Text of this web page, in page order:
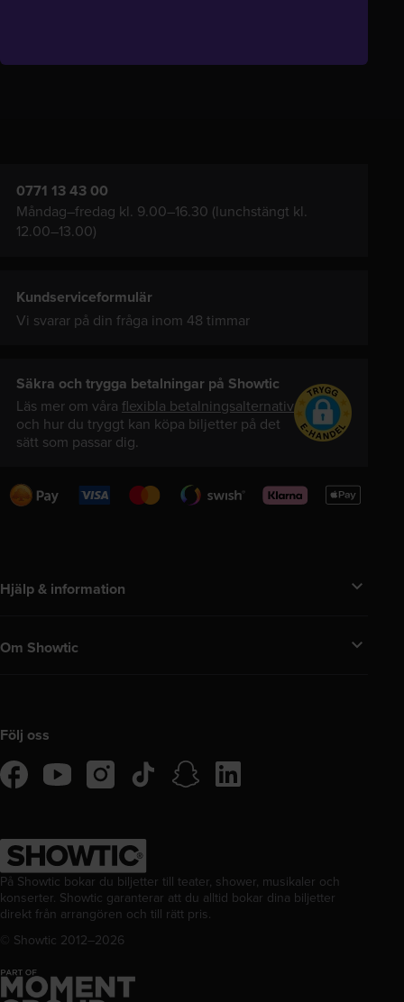
0771 13 43 00
Måndag–fredag kl. 9.00–16.30 (lunchstängt kl.
12.00–13.00)
Kundserviceformulär
Vi svarar på din fråga inom 48 timmar
Säkra och trygga betalningar på Showtic
Läs mer om våra flexibla betalningsalternativ
och hur du tryggt kan köpa biljetter på det
sätt som passar dig.
Swedbank
Pay
Visa MastercardSwish Klarna
Apple
Pay
Hjälp & information
Om Showtic
Följ oss
facebookyoutubeinstagramtiktok snapchatlinkedIn
På Showtic bokar du biljetter till teater, shower, musikaler och
konserter. Showtic garanterar att du alltid bokar dina biljetter
direkt från arrangören och till rätt pris.
© Showtic 2012–2026